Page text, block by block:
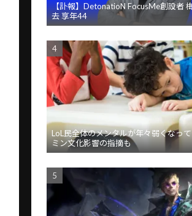
【訃報】DetonatioN FocusMe創設者
去 享年44
LoL民全体のメンタルが年々弱くなっ
ミン文化影響の指摘も